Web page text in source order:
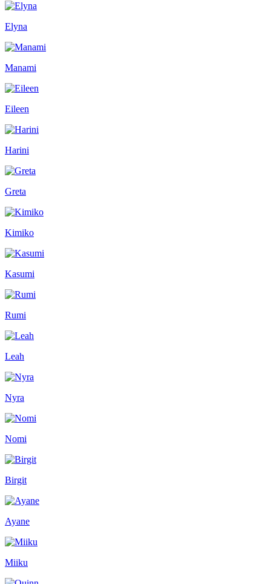
Elyna
Manami
Eileen
Harini
Greta
Kimiko
Kasumi
Rumi
Leah
Nyra
Nomi
Birgit
Ayane
Miiku